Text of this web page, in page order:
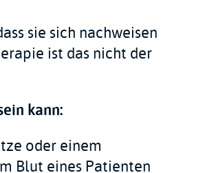
sie sich nachweisen
ist das nicht der
kann:
oder einem
Blut eines Patienten